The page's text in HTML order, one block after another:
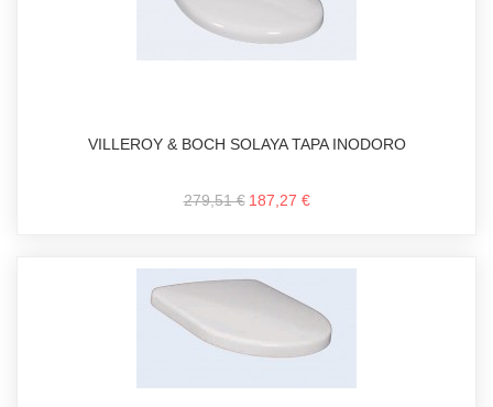
VILLEROY & BOCH SOLAYA TAPA INODORO
279,51 € 187,27 €